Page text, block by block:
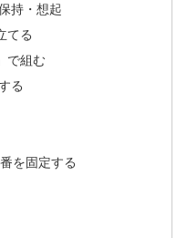
持・想起
てる
で組む
る
を固定する